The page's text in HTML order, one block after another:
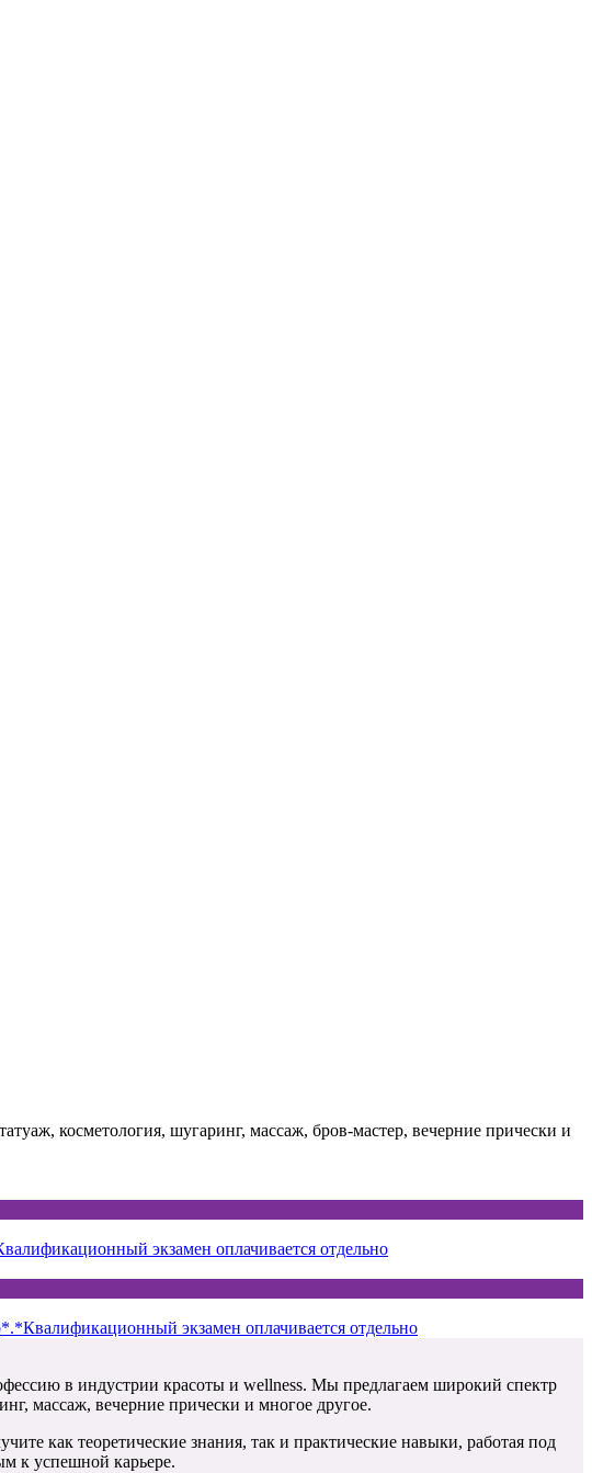
косметология, шугаринг, массаж, бров-мастер, вечерние прически и
экзамен оплачивается отдельно
экзамен оплачивается отдельно
в индустрии красоты и wellness. Мы предлагаем широкий спектр
массаж, вечерние прически и многое другое.
как теоретические знания, так и практические навыки, работая под
к успешной карьере.